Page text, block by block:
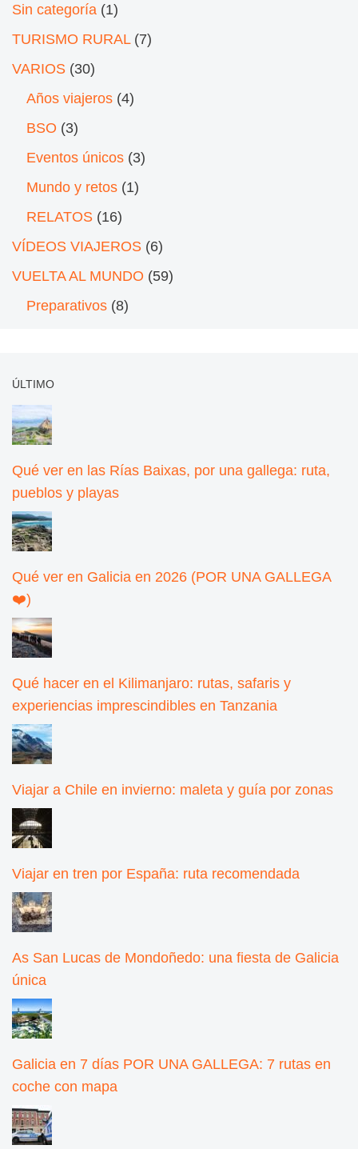
Sin categoría (1)
TURISMO RURAL(7)
VARIOS (30)
Años viajeros (4)
BSO (3)
Eventos únicos (3)
Mundo y retos (1)
RELATOS (16)
VÍDEOS VIAJEROS (6)
VUELTA AL MUNDO (59)
Preparativos (8)
ÚLTIMO
Qué ver en las Rías Baixas, por una gallega: ruta,
pueblos y playas
Qué ver en Galicia en 2026 (POR UNA GALLEGA
❤️)
Qué hacer en el Kilimanjaro: rutas, safaris y
experiencias imprescindibles en Tanzania
Viajar a Chile en invierno: maleta y guía por zonas
Viajar en tren por España: ruta recomendada
As San Lucas de Mondoñedo: una fiesta de Galicia
única
Galicia en 7 días POR UNA GALLEGA: 7 rutas en
coche con mapa